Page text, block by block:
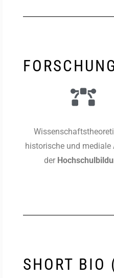
historische und mediale
der
SHORT BIO